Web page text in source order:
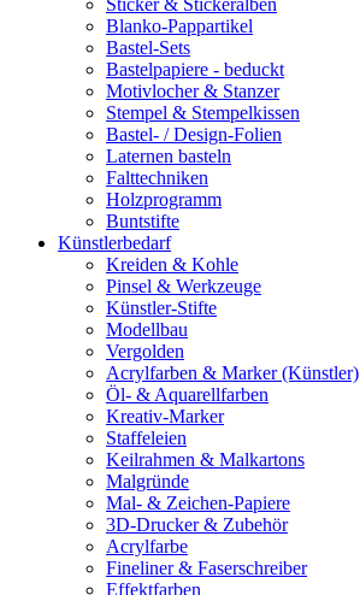
Sticker & Stickeralben
Blanko-Pappartikel
Bastel-Sets
Bastelpapiere - beduckt
Motivlocher & Stanzer
Stempel & Stempelkissen
Bastel- / Design-Folien
Laternen basteln
Falttechniken
Holzprogramm
Buntstifte
Künstlerbedarf
Kreiden & Kohle
Pinsel & Werkzeuge
Künstler-Stifte
Modellbau
Vergolden
Acrylfarben & Marker (Künstler)
Öl- & Aquarellfarben
Kreativ-Marker
Staffeleien
Keilrahmen & Malkartons
Malgründe
Mal- & Zeichen-Papiere
3D-Drucker & Zubehör
Acrylfarbe
Fineliner & Faserschreiber
Effektfarben